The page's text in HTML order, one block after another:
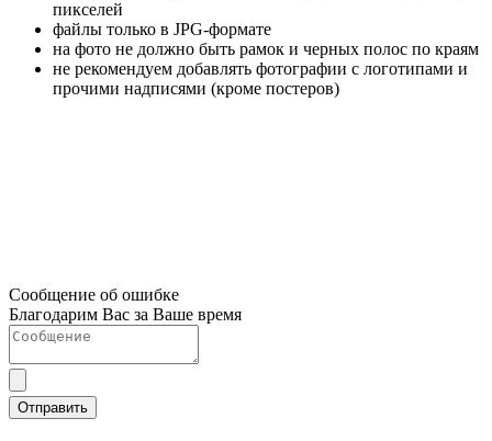
пикселей
файлы только в JPG-формате
на фото не должно быть рамок и черных полос по краям
не рекомендуем добавлять фотографии с логотипами и
прочими надписями (кроме постеров)
Сообщение об ошибке
Благодарим Вас за Ваше время
Отправить